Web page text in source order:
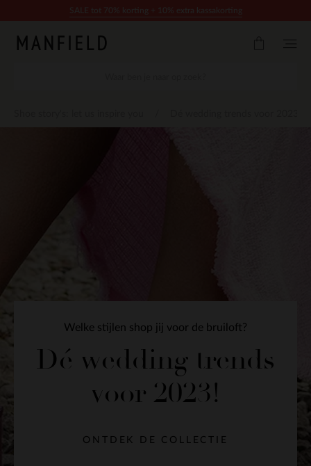
Welke stijlen shop jij voor de bruiloft?
Dé wedding trends
voor 2023!
ONTDEK DE COLLECTIE